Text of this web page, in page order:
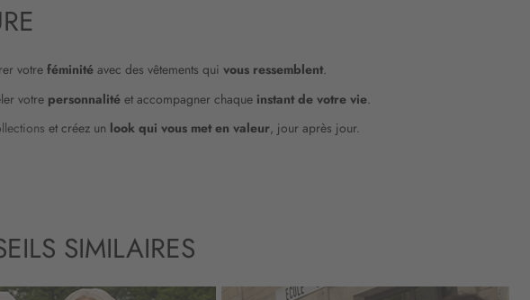
votre féminité avec des vêtements qui vous ressemblent.
votre personnalité et accompagner chaque instant de votre vie.
et créez un look qui vous met en valeur, jour après jour.
SIMILAIRES